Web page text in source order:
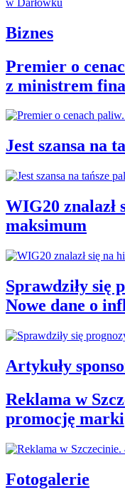
Biznes
Premier o
z ministrem
Jest szansa na
WIG20 znalazł
maksimum
Sprawdziły się
Nowe dane o
Artykuły
Reklama w
promocję marki
Fotogalerie